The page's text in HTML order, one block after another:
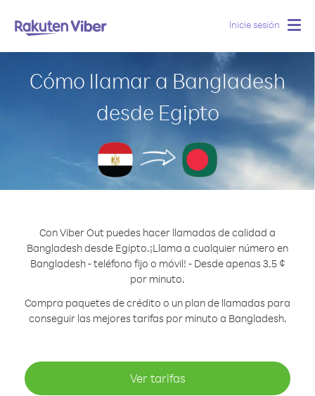
Inicie sesión
Cómo llamar a Bangladesh
desde Egipto
Con Viber Out puedes hacer llamadas de calidad a
Bangladesh desde Egipto.¡Llama a cualquier número en
Bangladesh - teléfono fijo o móvil! - Desde apenas 3.5 ¢
por minuto.
Compra paquetes de crédito o un plan de llamadas para
conseguir las mejores tarifas por minuto a Bangladesh.
Ver tarifas